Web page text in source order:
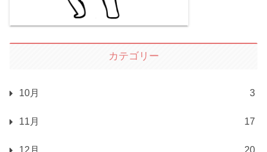
カテゴリー
10月 3
11月 17
12月 20